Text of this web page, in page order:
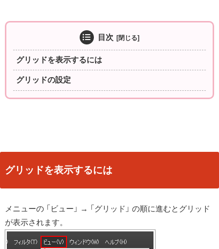
目次
グリッドを表示するには
グリッドの設定
グリッドを表示するには
メニューの 「ビュー」 → 「グリッド」 の順に進むとグリッド
が表示されます。